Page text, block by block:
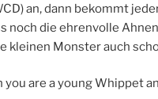
an, dann bekommt
noch die ehrenvolle
kleinen Monster auch
are a young Whippet